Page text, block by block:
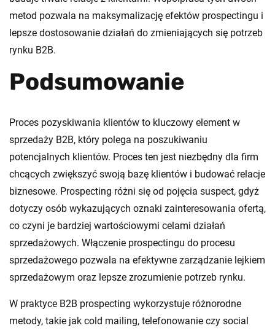
metod pozwala na maksymalizację efektów prospectingu i
lepsze dostosowanie działań do zmieniających się potrzeb
rynku B2B.
Podsumowanie
Proces pozyskiwania klientów to kluczowy element w
sprzedaży B2B, który polega na poszukiwaniu
potencjalnych klientów. Proces ten jest niezbędny dla firm
chcących zwiększyć swoją bazę klientów i budować relacje
biznesowe. Prospecting różni się od pojęcia suspect, gdyż
dotyczy osób wykazujących oznaki zainteresowania ofertą,
co czyni je bardziej wartościowymi celami działań
sprzedażowych. Włączenie prospectingu do procesu
sprzedażowego pozwala na efektywne zarządzanie lejkiem
sprzedażowym oraz lepsze zrozumienie potrzeb rynku.
W praktyce B2B prospecting wykorzystuje różnorodne
metody, takie jak cold mailing, telefonowanie czy social